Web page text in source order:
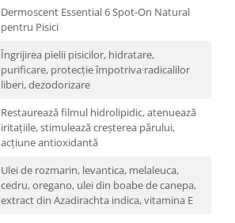
Dermoscent Essential 6 Spot-On Natural
pentru Pisici
Îngrijirea pielii pisicilor, hidratare,
purificare, protecție împotriva radicalilor
liberi, dezodorizare
Restaurează filmul hidrolipidic, atenuează
iritațiile, stimulează creșterea părului,
acțiune antioxidantă
Ulei de rozmarin, levantica, melaleuca,
cedru, oregano, ulei din boabe de canepa,
extract din Azadirachta indica, vitamina E